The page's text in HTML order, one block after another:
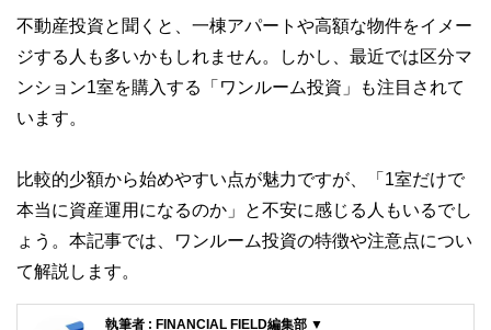
不動産投資と聞くと、一棟アパートや高額な物件をイメー
ジする人も多いかもしれません。しかし、最近では区分マ
ンション1室を購入する「ワンルーム投資」も注目されて
います。
比較的少額から始めやすい点が魅力ですが、「1室だけで
本当に資産運用になるのか」と不安に感じる人もいるでし
ょう。本記事では、ワンルーム投資の特徴や注意点につい
て解説します。
執筆者 : FINANCIAL FIELD編集部 ▼